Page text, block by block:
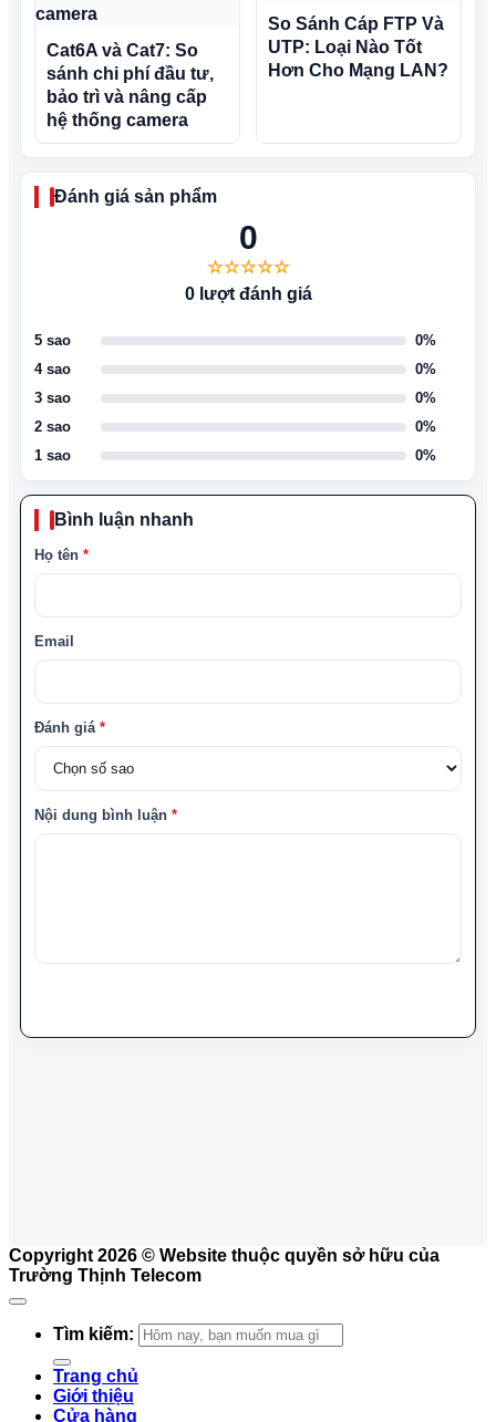
Cat6A và Cat7: So
sánh chi phí đầu tư,
bảo trì và nâng cấp
hệ thống camera
So Sánh Cáp FTP Và
UTP: Loại Nào Tốt
Hơn Cho Mạng LAN?
Đánh giá sản phẩm
0
☆☆☆☆☆
0 lượt đánh giá
5 sao
0%
4 sao
0%
3 sao
0%
2 sao
0%
1 sao
0%
Bình luận nhanh
Họ tên *
Email
Đánh giá *
Nội dung bình luận *
Copyright 2026 © Website thuộc quyền sở hữu của
Trường Thịnh Telecom
Tìm kiếm:
Trang chủ
Giới thiệu
Cửa hàng